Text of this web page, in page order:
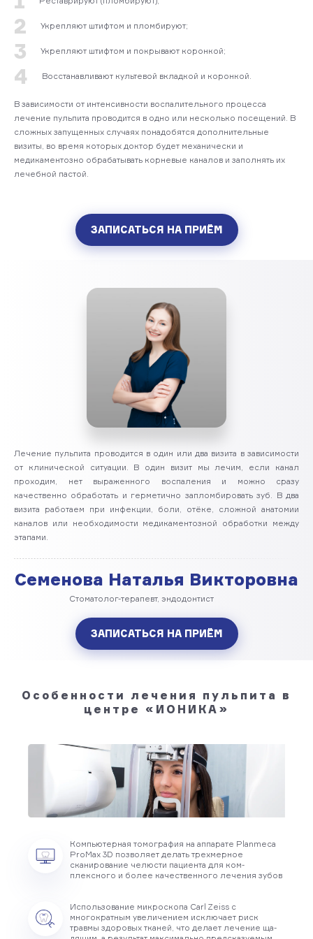
2 Укрепляют штифтом и пломбируют;
3 Укрепляют штифтом и покрывают коронкой;
4 Восстанавливают культевой вкладкой и коронкой.
В зависимости от интенсивности воспалительного процесса
лечение пульпита проводится в одно или несколько посещений. В
сложных запущенных случаях понадобятся дополнительные
визиты, во время которых доктор будет механически и
медикаментозно обрабатывать корневые каналов и заполнять их
лечебной пастой.
ЗАПИСАТЬСЯ НА ПРИЁМ
Лечение пульпита проводится в один или два визита в зависимости
от клинической ситуации. В один визит мы лечим, если канал
проходим, нет выраженного воспаления и можно сразу
качественно обработать и герметично запломбировать зуб. В два
визита работаем при инфекции, боли, отёке, сложной анатомии
каналов или необходимости медикаментозной обработки между
этапами.
Семенова Наталья Викторовна
Стоматолог-терапевт, эндодонтист
ЗАПИСАТЬСЯ НА ПРИЁМ
Особенности лечения пульпита в
центре «ИОНИКА»
Компьютерная томография на аппарате Planmeca
ProMax 3D позволяет делать трехмерное
сканирование челюсти пациента для ком­
плексного и более качест­венного лечения зубов
Использование микроскопа Carl Zeiss с
многократным увеличением исключает риск
травмы здоровых тка­ней, что делает лечение ща­